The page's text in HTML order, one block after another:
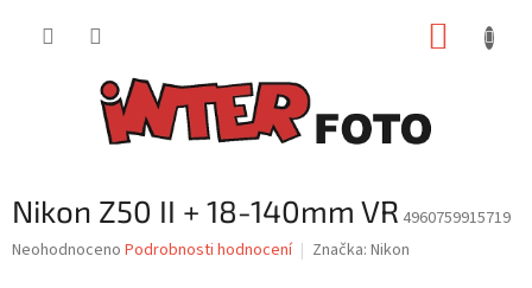
Nikon Z50 II + 18-140mm VR 4960759915719
Průměrné
Neohodnoceno Podrobnosti hodnocení Značka: Nikon